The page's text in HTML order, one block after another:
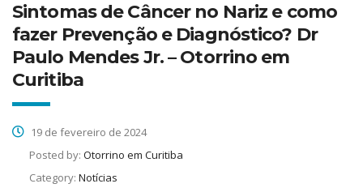
Sintomas de Câncer no Nariz e como
fazer Prevenção e Diagnóstico? Dr
Paulo Mendes Jr. – Otorrino em
Curitiba
19 de fevereiro de 2024
Posted by: Otorrino em Curitiba
Category: Notícias